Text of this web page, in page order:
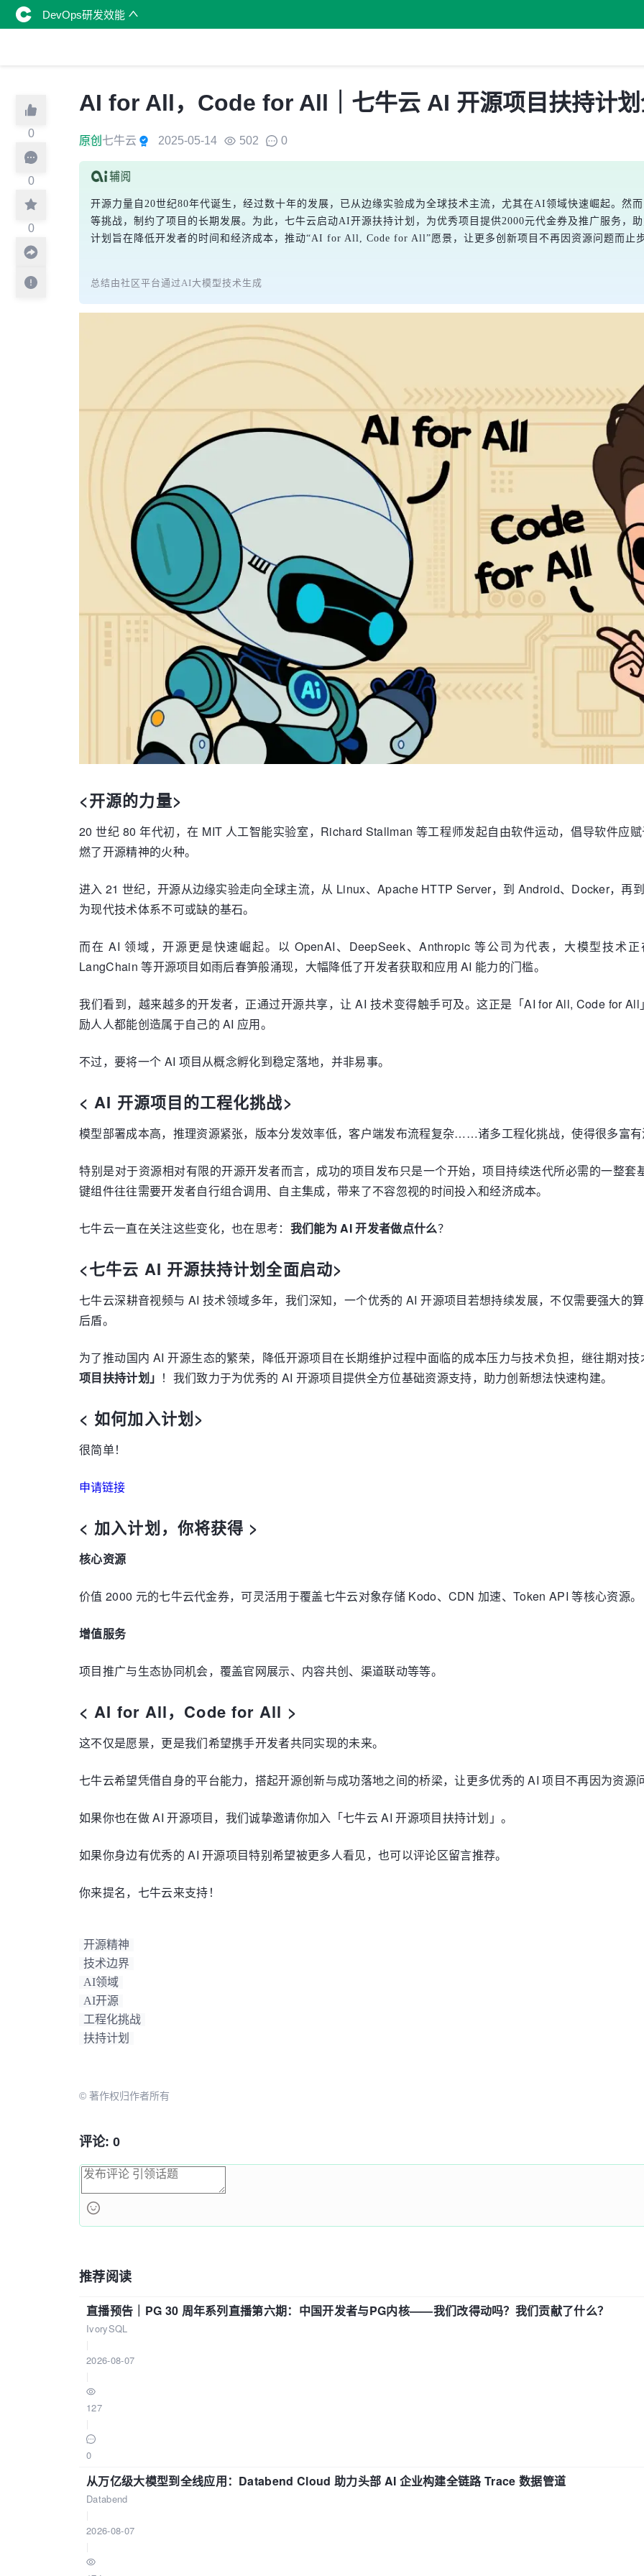
DevOps研发效能
0
0
0
AI for All，Code for All｜七牛云 AI 开源项目扶持计
原创 七牛云 2025-05-14 502 0
开源力量自20世纪80年代诞生，经过数十年的发展，已从边缘实验成为全球技术主流，尤其在AI领域快速崛起。然
等挑战，制约了项目的长期发展。为此，七牛云启动AI开源扶持计划，为优秀项目提供2000元代金券及推广服务，
计划旨在降低开发者的时间和经济成本，推动“AI for All, Code for All”愿景，让更多创新项目不再因资源问题而止步
总结由社区平台通过AI大模型技术生成
<开源的力量>
20 世纪 80 年代初，在 MIT 人工智能实验室，Richard Stallman 等工程师发起自由软件运动，倡导软件应
燃了开源精神的火种。
进入 21 世纪，开源从边缘实验走向全球主流，从 Linux、Apache HTTP Server，到 Android、Docker，再
为现代技术体系不可或缺的基石。
而在 AI 领域，开源更是快速崛起。以 OpenAI、DeepSeek、Anthropic 等公司为代表，大模型技术
LangChain 等开源项目如雨后春笋般涌现，大幅降低了开发者获取和应用 AI 能力的门槛。
我们看到，越来越多的开发者，正通过开源共享，让 AI 技术变得触手可及。这正是「AI for All, Code for
励人人都能创造属于自己的 AI 应用。
不过，要将一个 AI 项目从概念孵化到稳定落地，并非易事。
< AI 开源项目的工程化挑战>
模型部署成本高，推理资源紧张，版本分发效率低，客户端发布流程复杂……诸多工程化挑战，使得很多富有
特别是对于资源相对有限的开源开发者而言，成功的项目发布只是一个开始，项目持续迭代所必需的一整
键组件往往需要开发者自行组合调用、自主集成，带来了不容忽视的时间投入和经济成本。
七牛云一直在关注这些变化，也在思考： 我们能为 AI 开发者做点什么？
<七牛云 AI 开源扶持计划全面启动>
七牛云深耕音视频与 AI 技术领域多年，我们深知，一个优秀的 AI 开源项目若想持续发展，不仅需要强大的
后盾。
为了推动国内 AI 开源生态的繁荣，降低开源项目在长期维护过程中面临的成本压力与技术负担，继往期对技
项目扶持计划」 ！我们致力于为优秀的 AI 开源项目提供全方位基础资源支持，助力创新想法快速构建。
< 如何加入计划>
很简单！
申请链接
< 加入计划，你将获得 >
核心资源
价值 2000 元的七牛云代金券，可灵活用于覆盖七牛云对象存储 Kodo、CDN 加速、Token API 等核心资源。
增值服务
项目推广与生态协同机会，覆盖官网展示、内容共创、渠道联动等等。
< AI for All，Code for All >
这不仅是愿景，更是我们希望携手开发者共同实现的未来。
七牛云希望凭借自身的平台能力，搭起开源创新与成功落地之间的桥梁，让更多优秀的 AI 项目不再因为资源
如果你也在做 AI 开源项目，我们诚挚邀请你加入「七牛云 AI 开源项目扶持计划」。
如果你身边有优秀的 AI 开源项目特别希望被更多人看见，也可以评论区留言推荐。
你来提名，七牛云来支持！
开源精神
技术边界
AI领域
AI开源
工程化挑战
扶持计划
© 著作权归作者所有
评论: 0
推荐阅读
直播预告｜PG 30 周年系列直播第六期：中国开发者与PG内核——我们改得动吗？我们贡献了什么？
IvorySQL
2026-08-07
127
0
从万亿级大模型到全线应用：Databend Cloud 助力头部 AI 企业构建全链路 Trace 数据管道
Databend
2026-08-07